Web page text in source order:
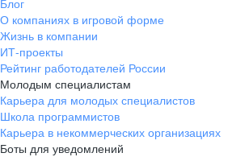
Блог
О компаниях в игровой форме
Жизнь в компании
ИТ-проекты
Рейтинг работодателей России
Молодым специалистам
Карьера для молодых специалистов
Школа программистов
Карьера в некоммерческих организациях
Боты для уведомлений